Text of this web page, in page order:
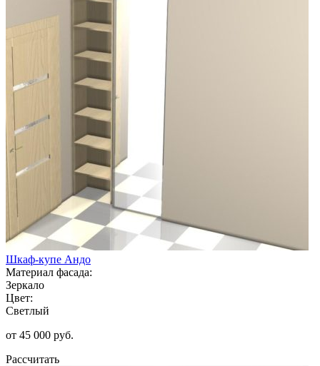
Шкаф-купе Андо
Материал фасада:
Зеркало
Цвет:
Светлый
от 45 000 руб.
Рассчитать